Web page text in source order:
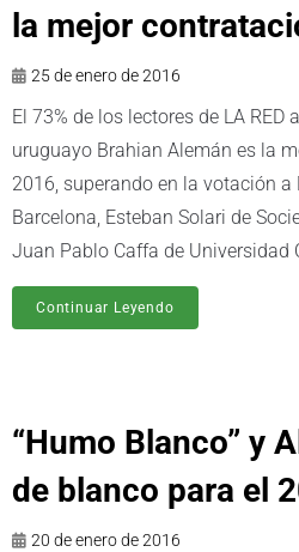
la mejor
25 de enero de 2016
El 73% de los lectores de LA RED
uruguayo Brahian Alemán es la
2016, superando en la votación a
Barcelona, Esteban Solari de
Juan Pablo Caffa de Universidad
Continuar Leyendo
“Humo Blanco” y
de blanco para el
20 de enero de 2016